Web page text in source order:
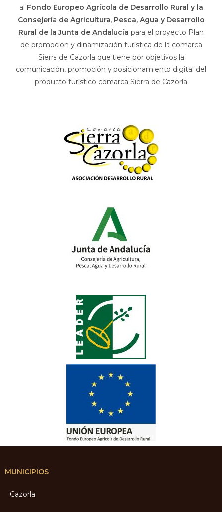
al Fondo Europeo Agrícola de Desarrollo Rural y la
Consejería de Agricultura, Pesca, Agua y Desarrollo
Rural de la Junta de Andalucía para el proyecto Plan
de promoción y dinamización turística de la comarca
Sierra de Cazorla que tiene por objetivos la
comunicación, promoción y posicionamiento digital del
producto turístico comarca Sierra de Cazorla
MUNICIPIOS
Cazorla